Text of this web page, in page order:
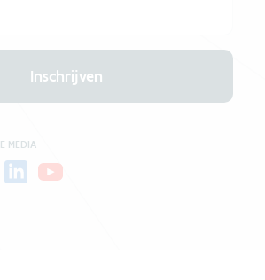
Inschrijven
MEDIA